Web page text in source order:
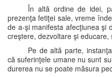
În altă ordine de idei,
prezenţa fetiţei sale, vreme
de a-şi manifesta afecţiunea şi
creştere, dezvoltare şi educare,
Pe de altă parte,
că suferinţele umane nu sunt
durerea nu se poate măsura